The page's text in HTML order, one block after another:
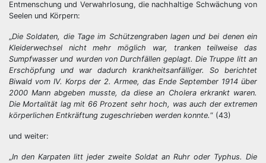
Entmenschung und Verwahrlosung, die nachhaltige Schwächung von
Seelen und Körpern:
„Die Soldaten, die Tage im Schützengraben lagen und bei denen ein
Kleiderwechsel nicht mehr möglich war, tranken teilweise das
Sumpfwasser und wurden von Durchfällen geplagt. Die Truppe litt an
Erschöpfung und war dadurch krankheitsanfälliger. So berichtet
Biwald vom IV. Korps der 2. Armee, das Ende September 1914 über
2000 Mann abgeben musste, da diese an Cholera erkrankt waren.
Die Mortalität lag mit 66 Prozent sehr hoch, was auch der extremen
körperlichen Entkräftung zugeschrieben werden konnte.“ (43)
und weiter:
„In den Karpaten litt jeder zweite Soldat an Ruhr oder Typhus. Die